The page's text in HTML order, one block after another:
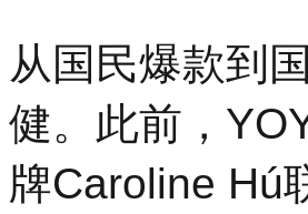
从国民爆款到
健。此前，
牌Caroline Hú